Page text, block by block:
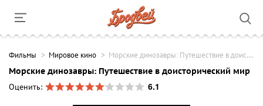
Фильмы Мировое кино Морские динозавры: Путешествие в доисторический мир
Морские динозавры: Путешествие в доисторический мир
Оценить:
6.1